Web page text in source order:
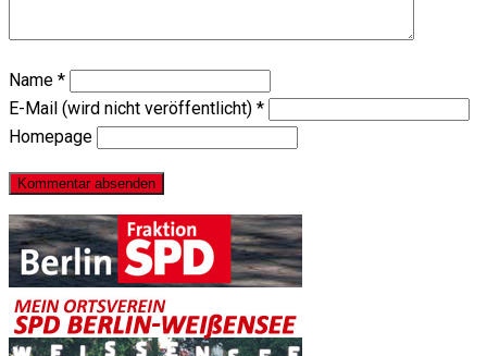
Name *
E-Mail (wird nicht veröffentlicht) *
Homepage